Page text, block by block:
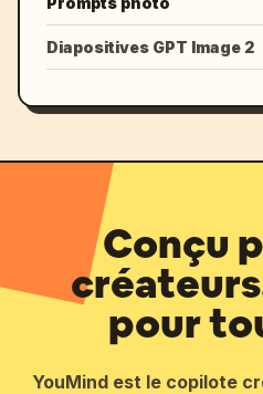
Diapositives GPT Image 2
Conçu
pour
YouMind est le copilote